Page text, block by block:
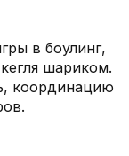
в боулинг,
шариком.
координацию